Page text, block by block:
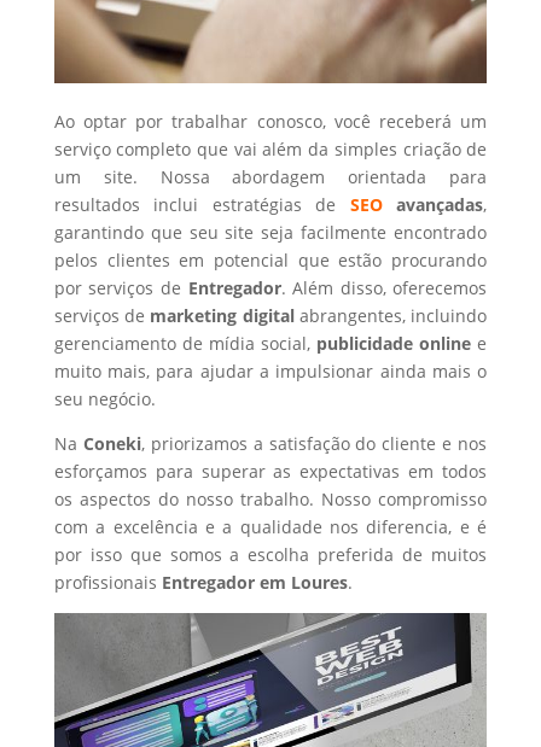
Ao optar por trabalhar conosco, você receberá um
serviço completo que vai além da simples criação de
um site. Nossa abordagem orientada para
resultados inclui estratégias de SEOavançadas,
garantindo que seu site seja facilmente encontrado
pelos clientes em potencial que estão procurando
por serviços de Entregador. Além disso, oferecemos
serviços de marketing digital abrangentes, incluindo
gerenciamento de mídia social, publicidade online e
muito mais, para ajudar a impulsionar ainda mais o
seu negócio.
Na Coneki, priorizamos a satisfação do cliente e nos
esforçamos para superar as expectativas em todos
os aspectos do nosso trabalho. Nosso compromisso
com a excelência e a qualidade nos diferencia, e é
por isso que somos a escolha preferida de muitos
profissionais Entregadorem Loures.